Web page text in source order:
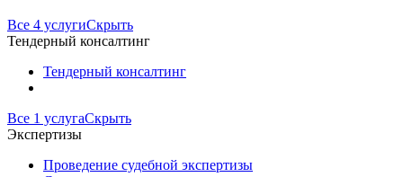
Все 4 услугиСкрыть
Тендерный консалтинг
Тендерный консалтинг
Все 1 услугаСкрыть
Экспертизы
Проведение судебной экспертизы